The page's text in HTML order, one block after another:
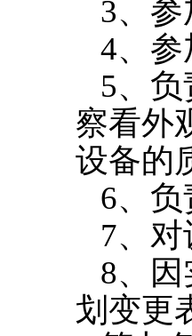
3、
4、
5、
察看外
设备的
6、
7、
8、
划变更